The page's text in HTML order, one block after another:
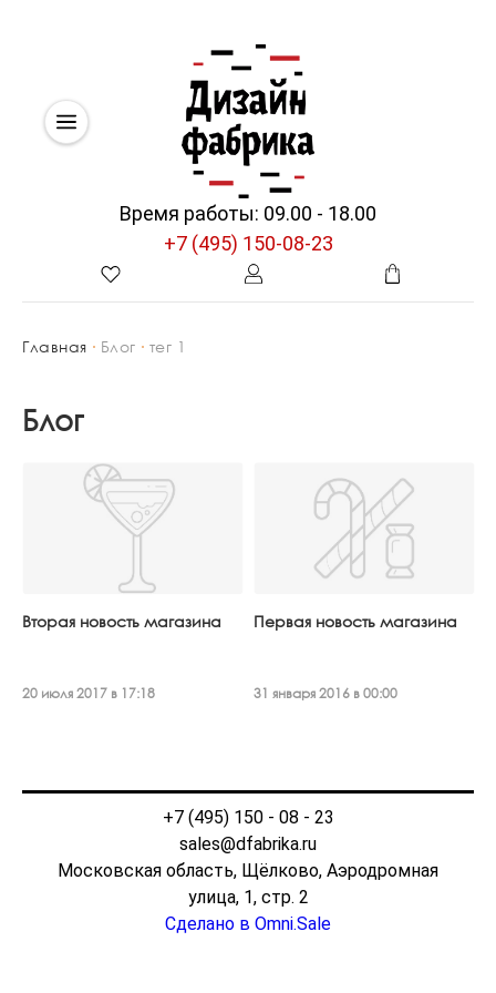
Время работы: 09.00 - 18.00
+7 (495) 150-08-23
Главная Блог тег 1
Блог
Вторая новость магазина
20 июля 2017 в 17:18
Первая новость магазина
31 января 2016 в 00:00
+7 (495) 150 - 08 - 23
sales@dfabrika.ru
Московская область, Щёлково, Аэродромная
улица, 1, стр. 2
Сделано в Omni.Sale